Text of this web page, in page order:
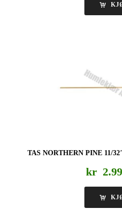
TAS NORTHERN PINE 11/
kr